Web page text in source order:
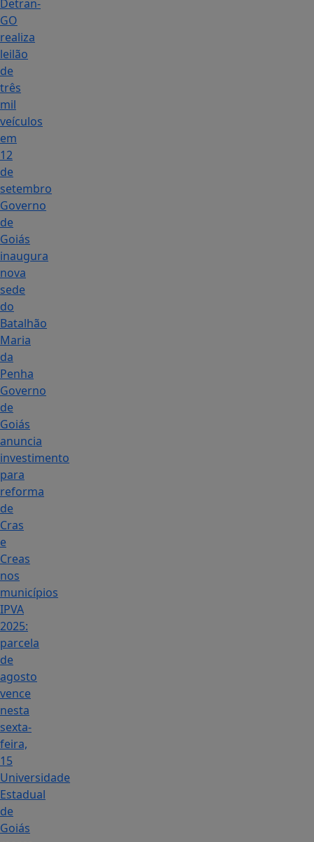
Detran-
GO
realiza
leilão
de
três
mil
veículos
em
12
de
setembro
Governo
de
Goiás
inaugura
nova
sede
do
Batalhão
Maria
da
Penha
Governo
de
Goiás
anuncia
investimento
para
reforma
de
Cras
e
Creas
nos
municípios
IPVA
2025:
parcela
de
agosto
vence
nesta
sexta-
feira,
15
Universidade
Estadual
de
Goiás